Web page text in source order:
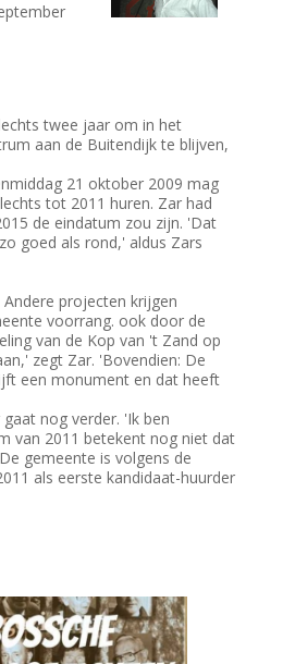
twee jaar om in het
aan de Buitendijk te blijven,
21 oktober 2009 mag
tot 2011 huren. Zar had
de eindatum zou zijn. 'Dat
goed als rond,' aldus Zars
projecten krijgen
voorrang. ook door de
van de Kop van 't Zand op
zegt Zar. 'Bovendien: De
een monument en dat heeft
nog verder. 'Ik ben
van 2011 betekent nog niet dat
gemeente is volgens de
als eerste kandidaat-huurder